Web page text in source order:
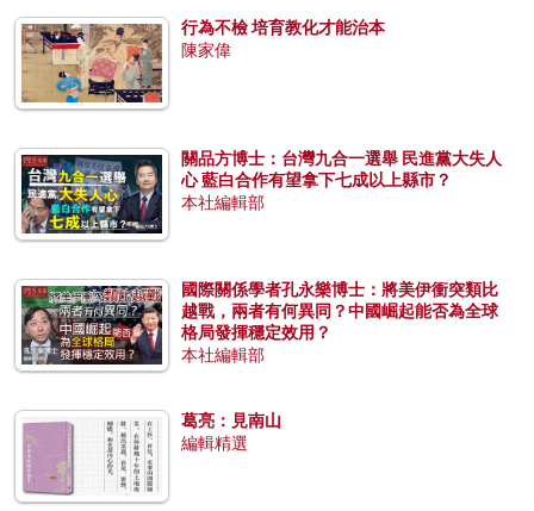
行為不檢 培育教化才能治本
陳家偉
關品方博士：台灣九合一選舉 民進黨大失人
心 藍白合作有望拿下七成以上縣市？
本社編輯部
國際關係學者孔永樂博士：將美伊衝突類比
越戰，兩者有何異同？中國崛起能否為全球
格局發揮穩定效用？
本社編輯部
葛亮：見南山
編輯精選